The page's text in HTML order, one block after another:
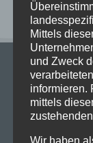
Mittels
und Zweck
informieren.
mittels